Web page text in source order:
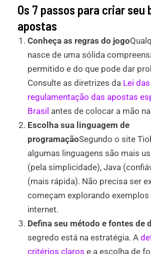
Os 7 passos para criar seu
apostas
Conheça as regras do jogo
nasce de uma sólida
permitido e do que pode dar
Consulte as diretrizes da Lei
regulamentação das apostas
Brasil antes de colocar a mão
Escolha sua linguagem de
programaçãoSegundo o site
algumas linguagens são mais
(pela simplicidade), Java
(mais rápida). Não precisa ser
começam explorando
internet.
Defina seu método e fontes de
segredo está na estratégia. A
critérios claros e a escolha de